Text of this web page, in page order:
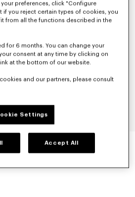
preferences, click "Configure
if you reject certain types of cookies, you
from all the functions described in the
for 6 months. You can change your
consent at any time by clicking on
at the bottom of our website.
and our partners, please consult
Settings
Accept All